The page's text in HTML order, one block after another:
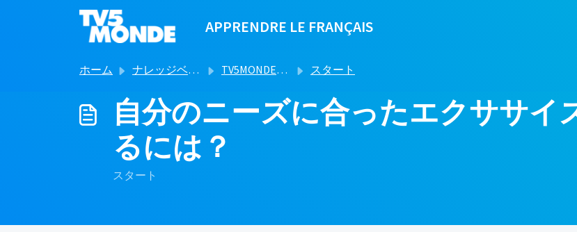
メインコンテンツに移動
APPRENDRE LE FRANÇAIS
ホーム ナレッジベース TV5MONDEでフランス語を学ぶ スタート
自分のニーズに合ったエクササイ
るには？
スタート